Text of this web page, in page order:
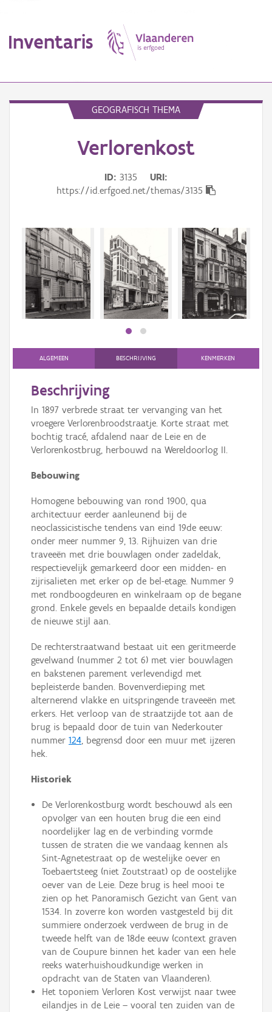
Inventaris
Thema
Gebeurtenis
Persoon of collectief
Downloads
Aanmelden
GEOGRAFISCH THEMA
Verlorenkost
ID 3135
URI
https://id.erfgoed.net/themas/3135
ALGEMEEN BESCHRIJVING KENMERKEN
Beschrijving
In 1897 verbrede straat ter vervanging van het
vroegere Verlorenbroodstraatje. Korte straat met
bochtig tracé, afdalend naar de Leie en de
Verlorenkostbrug, herbouwd na Wereldoorlog II.
Bebouwing
Homogene bebouwing van rond 1900, qua
architectuur eerder aanleunend bij de
neoclassicistische tendens van eind 19de eeuw:
onder meer nummer 9, 13. Rijhuizen van drie
traveeën met drie bouwlagen onder zadeldak,
respectievelijk gemarkeerd door een midden- en
zijrisalieten met erker op de bel-etage. Nummer 9
met rondboogdeuren en winkelraam op de begane
grond. Enkele gevels en bepaalde details kondigen
de nieuwe stijl aan.
De rechterstraatwand bestaat uit een geritmeerde
gevelwand (nummer 2 tot 6) met vier bouwlagen
en bakstenen parement verlevendigd met
bepleisterde banden. Bovenverdieping met
alternerend vlakke en uitspringende traveeën met
erkers. Het verloop van de straatzijde tot aan de
brug is bepaald door de tuin van Nederkouter
nummer 124, begrensd door een muur met ijzeren
hek.
Historiek
De Verlorenkostburg wordt beschouwd als een
opvolger van een houten brug die een eind
noordelijker lag en de verbinding vormde
tussen de straten die we vandaag kennen als
Sint-Agnetestraat op de westelijke oever en
Toebaertsteeg (niet Zoutstraat) op de oostelijke
oever van de Leie. Deze brug is heel mooi te
zien op het Panoramisch Gezicht van Gent van
1534. In zoverre kon worden vastgesteld bij dit
summiere onderzoek verdween de brug in de
tweede helft van de 18de eeuw (context graven
van de Coupure binnen het kader van een hele
reeks waterhuishoudkundige werken in
opdracht van de Staten van Vlaanderen).
Het toponiem Verloren Kost verwijst naar twee
eilandjes in de Leie – vooral ten zuiden van de